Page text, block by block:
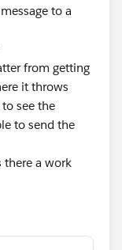
to a
from getting
it throws
see the
to send the
there a work